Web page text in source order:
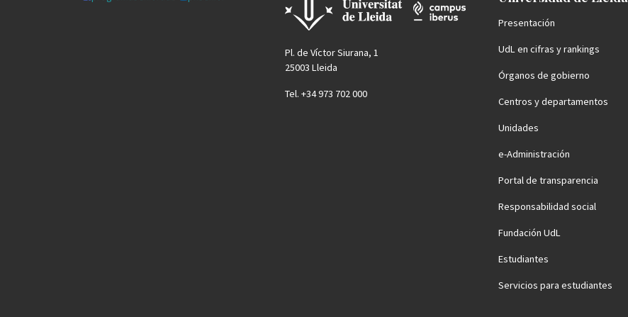
Pl. de Víctor Siurana, 1
25003 Lleida
Tel. +34 973 702 000
Presentación
UdL en cifras y rankings
Órganos de gobierno
Centros y departamentos
Unidades
e-Administración
Portal de transparencia
Responsabilidad social
Fundación UdL
Estudiantes
Servicios para estudiantes